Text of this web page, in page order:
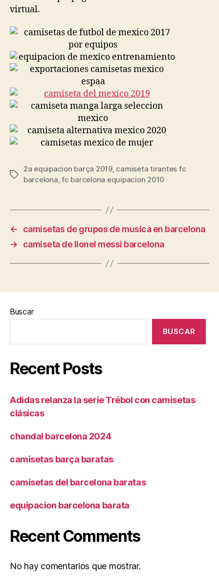
virtual.
Etiquetas
2a equipacion barça 2019, camiseta tirantes fc
barcelona,fc barcelona equipacion 2010
←
camisetas de grupos de musica en barcelona
→
camiseta de lionel messi barcelona
Buscar
BUSCAR
Recent Posts
Adidas relanza la serie Trébol con camisetas
clásicas
chandal barcelona 2024
camisetas barça baratas
camisetas del barcelona baratas
equipacion barcelona barata
Recent Comments
No hay comentarios que mostrar.